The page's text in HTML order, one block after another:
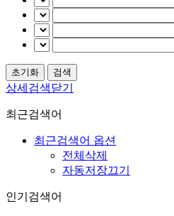
상세검색닫기
최근검색어
최근검색어 옵션
전체삭제
자동저장끄기
인기검색어